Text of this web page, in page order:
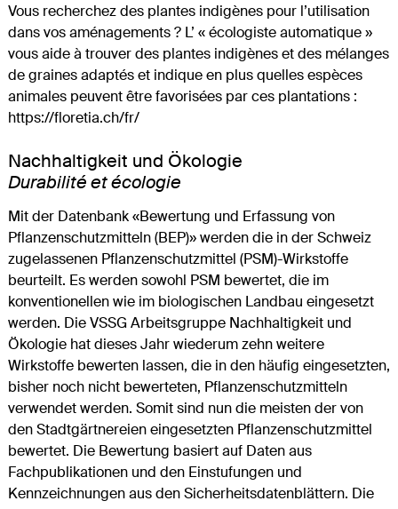
Vous recherchez des plantes indigènes pour l’utilisation
dans vos aménagements ? L’ « écologiste automatique »
vous aide à trouver des plantes indigènes et des mélanges
de graines adaptés et indique en plus quelles espèces
animales peuvent être favorisées par ces plantations :
https://floretia.ch/fr/
Nachhaltigkeit und Ökologie
Durabilité et écologie
Mit der Datenbank «Bewertung und Erfassung von
Pflanzenschutzmitteln (BEP)» werden die in der Schweiz
zugelassenen Pflanzenschutzmittel (PSM)-Wirkstoffe
beurteilt. Es werden sowohl PSM bewertet, die im
konventionellen wie im biologischen Landbau eingesetzt
werden. Die VSSG Arbeitsgruppe Nachhaltigkeit und
Ökologie hat dieses Jahr wiederum zehn weitere
Wirkstoffe bewerten lassen, die in den häufig eingesetzten,
bisher noch nicht bewerteten, Pflanzenschutzmitteln
verwendet werden. Somit sind nun die meisten der von
den Stadtgärtnereien eingesetzten Pflanzenschutzmittel
bewertet. Die Bewertung basiert auf Daten aus
Fachpublikationen und den Einstufungen und
Kennzeichnungen aus den Sicherheitsdatenblättern. Die